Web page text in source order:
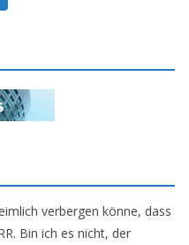
verbergen könne, dass
Bin ich es nicht, der